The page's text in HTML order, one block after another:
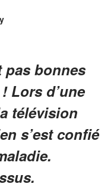
pas bonnes
Lors d’une
télévision
s’est confié